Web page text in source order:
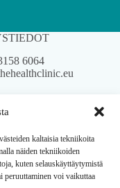
kaltaisia tekniikoita
näiden tekniikoiden
kuten selauskäyttäytymistä
peruuttaminen voi vaikuttaa
6064